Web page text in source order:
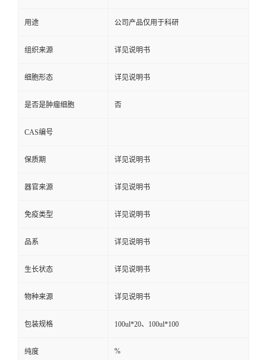
用途 公司产品仅用于科研
组织来源 详见说明书
细胞形态 详见说明书
是否是肿瘤细胞 否
CAS编号
保质期 详见说明书
器官来源 详见说明书
免疫类型 详见说明书
品系 详见说明书
生长状态 详见说明书
物种来源 详见说明书
包装规格 100ul*20、100ul*100
纯度 %